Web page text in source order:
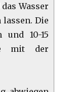
Wasser
Die
und 10-15
mit der